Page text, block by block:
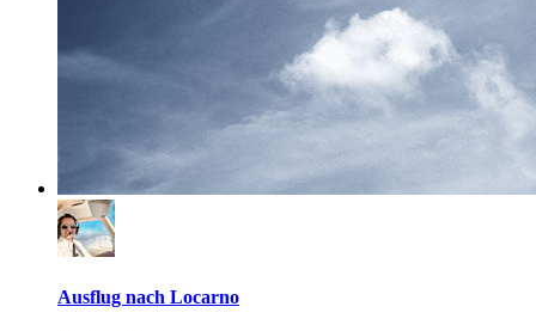
Ausflug nach Locarno